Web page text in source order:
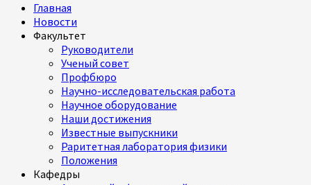
Главная
Новости
Факультет
Руководители
Ученый совет
Профбюро
Научно-исследовательская работа
Научное оборудование
Наши достижения
Известные выпускники
Раритетная лаборатория физики
Положения
Кафедры